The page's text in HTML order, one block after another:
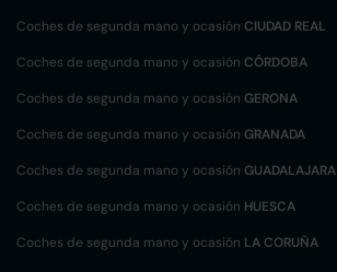
Coches de segunda mano y ocasión CIUDAD REAL
Coches de segunda mano y ocasión CÓRDOBA
Coches de segunda mano y ocasión GERONA
Coches de segunda mano y ocasión GRANADA
Coches de segunda mano y ocasión GUADALAJARA
Coches de segunda mano y ocasión HUESCA
Coches de segunda mano y ocasión LA CORUÑA